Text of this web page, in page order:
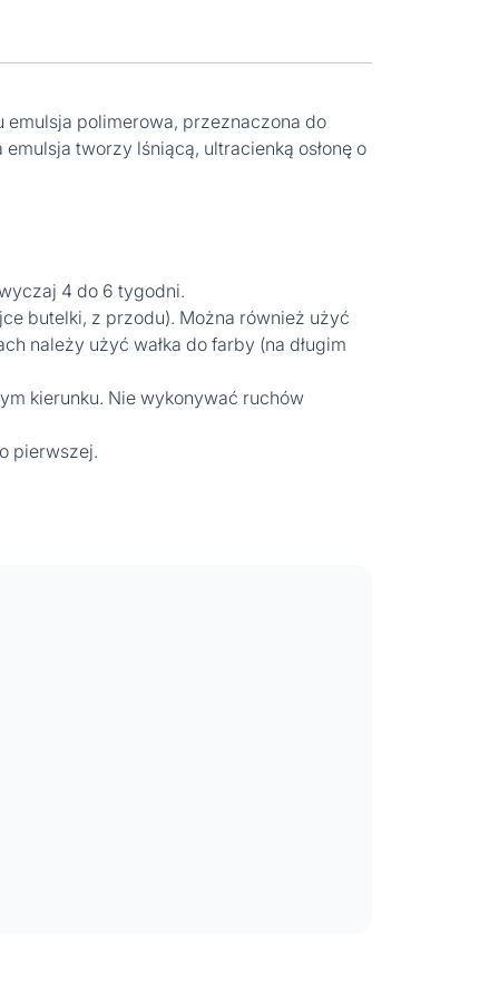
emulsja polimerowa, przeznaczona do
tworzy lśniącą, ultracienką osłonę o
4 do 6 tygodni.
butelki, z przodu). Można również użyć
należy użyć wałka do farby (na długim
kierunku. Nie wykonywać ruchów
pierwszej.